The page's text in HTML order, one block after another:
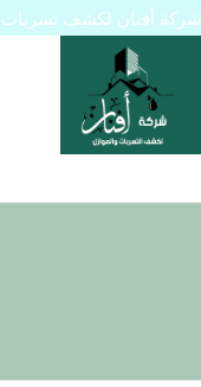
شركة أفنان لكشف تسربات المياه